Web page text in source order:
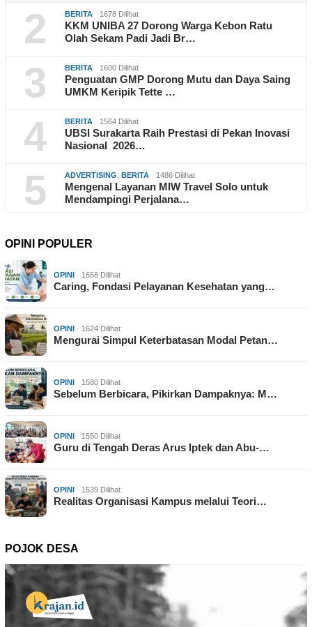
2 BERITA 1678 Dilihat
KKM UNIBA 27 Dorong Warga Kebon Ratu
Olah Sekam Padi Jadi Br…
3 BERITA 1600 Dilihat
Penguatan GMP Dorong Mutu dan Daya Saing
UMKM Keripik Tette …
4 BERITA 1564 Dilihat
UBSI Surakarta Raih Prestasi di Pekan Inovasi
Nasional 2026…
5 ADVERTISING BERITA 1486 Dilihat
Mengenal Layanan MIW Travel Solo untuk
Mendampingi Perjalana…
OPINI POPULER
OPINI 1658 Dilihat
Caring, Fondasi Pelayanan Kesehatan yang…
OPINI 1624 Dilihat
Mengurai Simpul Keterbatasan Modal Petan…
OPINI 1580 Dilihat
Sebelum Berbicara, Pikirkan Dampaknya: M…
OPINI 1550 Dilihat
Guru di Tengah Deras Arus Iptek dan Abu-…
OPINI 1539 Dilihat
Realitas Organisasi Kampus melalui Teori…
POJOK DESA